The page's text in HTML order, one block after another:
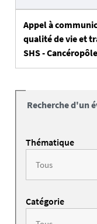
Appel à
qualité de vie et
SHS -
Recherche d'un
Thématique
Catégorie